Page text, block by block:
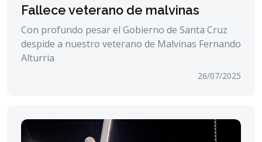
Fallece veterano de malvinas
Con profundo pesar el Gobierno de Santa Cruz
despide a nuestro veterano de Malvinas Fernando
Alturria
26/07/2025